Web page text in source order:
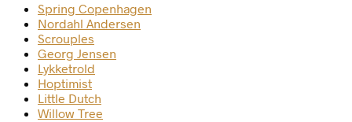
Spring Copenhagen
Nordahl Andersen
Scrouples
Georg Jensen
Lykketrold
Hoptimist
Little Dutch
Willow Tree